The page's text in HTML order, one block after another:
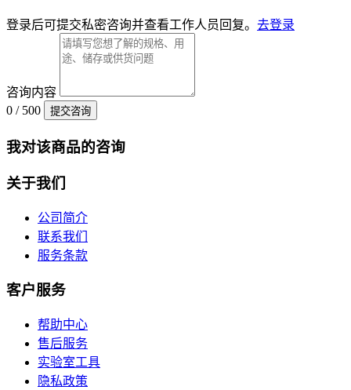
登录后可提交私密咨询并查看工作人员回复。 去登录
咨询内容
0 / 500
提交咨询
我对该商品的咨询
关于我们
公司简介
联系我们
服务条款
客户服务
帮助中心
售后服务
实验室工具
隐私政策